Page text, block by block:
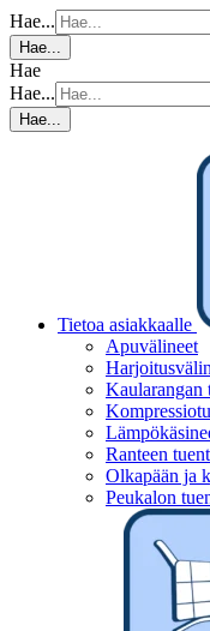
Hae...
Hae...
Hae
Hae...
Hae...
Tietoa asiakkaalle
Apuvälineet
Kaularangan
Ranteen
Olkapään ja
Peukalon